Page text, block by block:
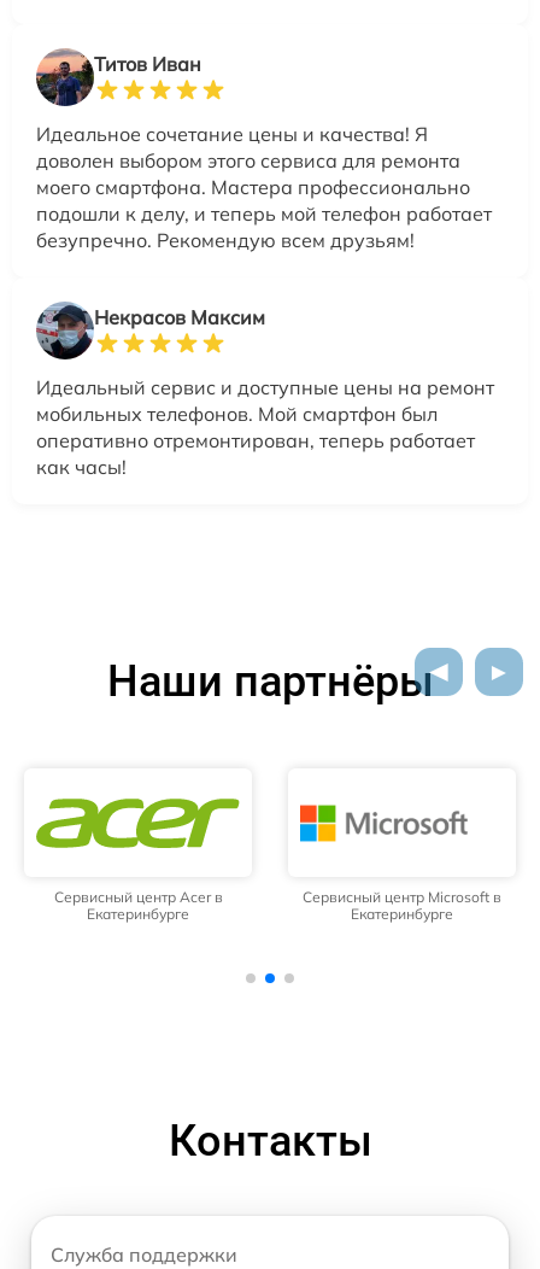
Титов Иван
Идеальное сочетание цены и качества! Я
доволен выбором этого сервиса для ремонта
моего смартфона. Мастера профессионально
подошли к делу, и теперь мой телефон работает
безупречно. Рекомендую всем друзьям!
Некрасов Максим
Идеальный сервис и доступные цены на ремонт
мобильных телефонов. Мой смартфон был
оперативно отремонтирован, теперь работает
как часы!
Наши партнёры
Сервисный центр Acer в
Екатеринбурге
Сервисный центр Microsoft в
Екатеринбурге
Контакты
Служба поддержки